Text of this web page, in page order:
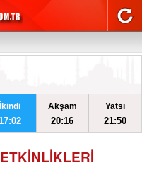
İkindi Akşam
20:16
Yatsı
21:50